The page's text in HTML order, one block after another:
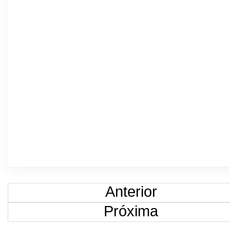
Anterior
Próxima